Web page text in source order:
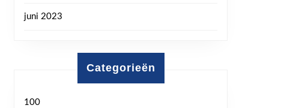
juni 2023
Categorieën
100